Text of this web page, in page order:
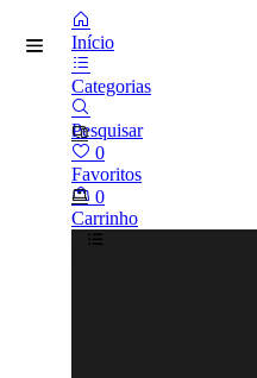
Início
Categorias
Pesquisar
0
Favoritos
0
Carrinho